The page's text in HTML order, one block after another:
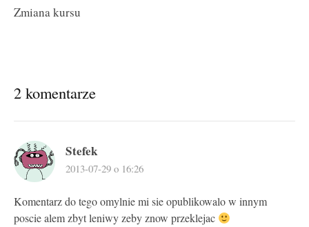
Zmiana kursu
2 komentarze
Stefek
2013-07-29 o 16:26
Komentarz do tego omylnie mi sie opublikowalo w innym
poscie alem zbyt leniwy zeby znow przeklejac